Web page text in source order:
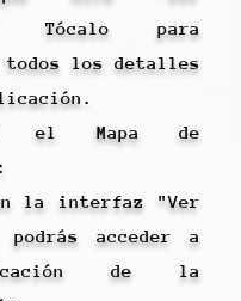
Tócalo para
todos los detalles
el Mapa de
la interfaz "Ver
acceder a
de la